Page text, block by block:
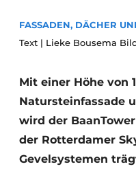
Datenschutz /
Ein
Freie Stellen
Modularer Aufbau
FASSADEN, DÄCHER
Text | Lieke Bousema
Mit einer Höhe von
Natursteinfassade
wird der
der Rotterdamer
Gevelsystemen